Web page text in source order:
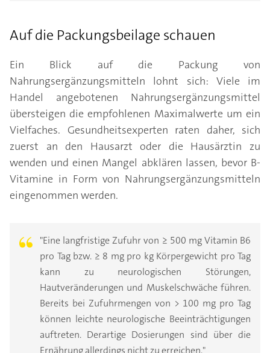
Auf die Packungsbeilage schauen
Ein Blick auf die Packung von
Nahrungsergänzungsmitteln lohnt sich: Viele im
Handel angebotenen Nahrungsergänzungsmittel
übersteigen die empfohlenen Maximalwerte um ein
Vielfaches. Gesundheitsexperten raten daher, sich
zuerst an den Hausarzt oder die Hausärztin zu
wenden und einen Mangel abklären lassen, bevor B-
Vitamine in Form von Nahrungsergänzungsmitteln
eingenommen werden.
"Eine langfristige Zufuhr von ≥ 500 mg Vitamin B6
pro Tag bzw. ≥ 8 mg pro kg Körpergewicht pro Tag
kann zu neurologischen Störungen,
Hautveränderungen und Muskel­schwäche führen.
Bereits bei Zufuhrmengen von > 100 mg pro Tag
können leichte neurologische Beeinträch­tigungen
auftreten. Derartige Dosierungen sind über die
Ernährung allerdings nicht zu erreichen."